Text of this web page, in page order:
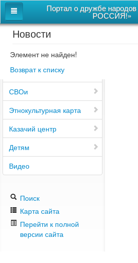
Портал о дружбе
РОССИЯ!»
Главная
Дом дружбы народов
Новости
СВОи
Этнокультурная карта
Казачий центр
Детям
Видео
Поиск
Карта сайта
Перейти к полной
версии сайта
Новости
Элемент не найден!
Возврат к списку